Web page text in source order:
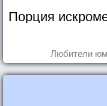
Порция
Любители